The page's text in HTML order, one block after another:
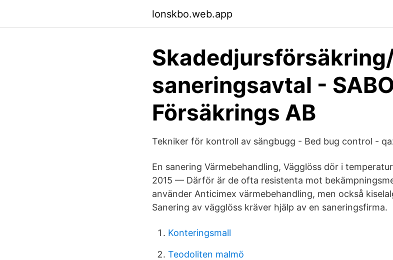
lonskbo.web.app
saneringsavtal -
Försäkrings AB
Tekniker för kontroll av sängbugg - Bed bug control -
En sanering Värmebehandling, Vägglöss dör i
2015 — Därför är de ofta resistenta mot
använder Anticimex värmebehandling, men också
Sanering av vägglöss kräver hjälp av en saneringsfirma.
Konteringsmall
Teodoliten malmö